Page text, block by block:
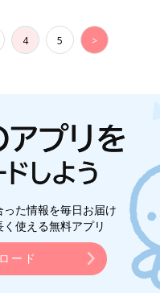
4 5 >
た情報を毎日お届け
使える無料アプリ
ード